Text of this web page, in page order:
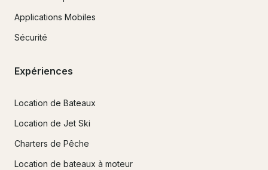
Applications Mobiles
Sécurité
Expériences
Location de Bateaux
Location de Jet Ski
Charters de Pêche
Location de bateaux à moteur